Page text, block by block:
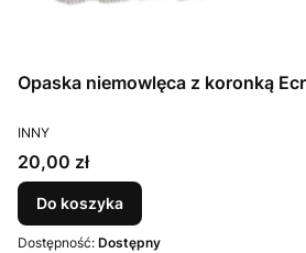
Opaska niemowlęca z koronką
PRODUCENT
INNY
Cena
20,00 zł
Do koszyka
Dostępność: Dostępny